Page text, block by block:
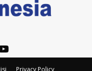
Privacy Policy